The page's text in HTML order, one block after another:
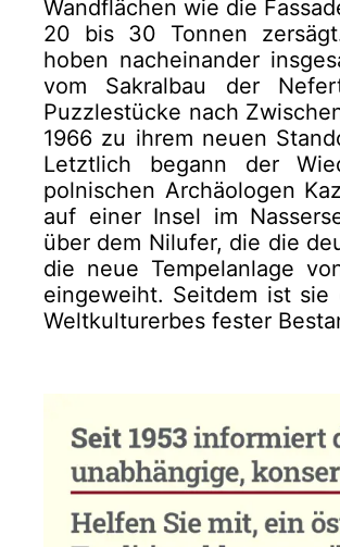
Wandflächen wie die
20 bis 30 Tonnen
hoben nacheinander
vom Sakralbau der
Puzzlestücke nach
1966 zu ihrem neuen
Letztlich begann der
polnischen Archäologen
auf einer Insel im
über dem Nilufer, die die
die neue Tempelanlage
eingeweiht. Seitdem ist
Weltkulturerbes fester